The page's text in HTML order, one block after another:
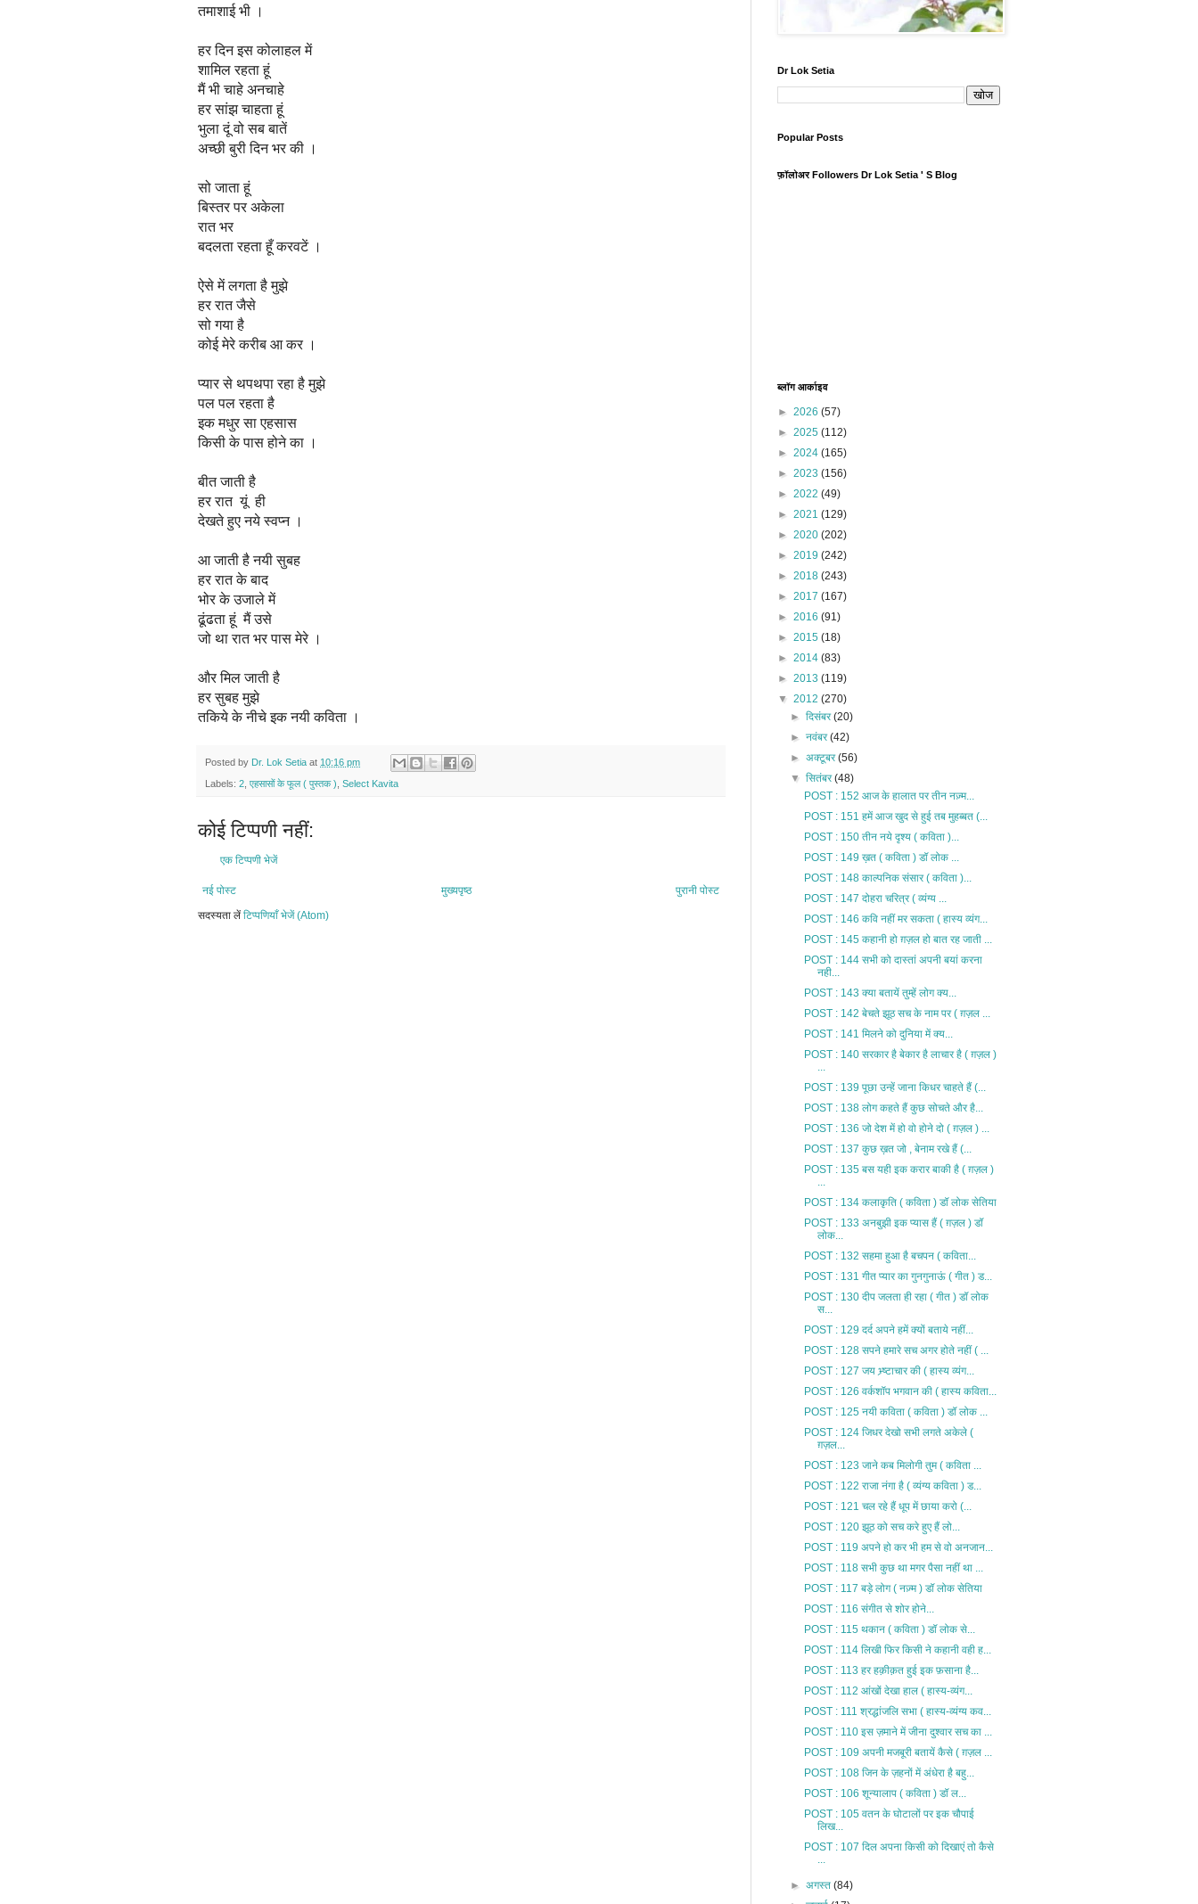
तमाशाई भी ।
हर दिन इस कोलाहल में
शामिल रहता हूं
मैं भी चाहे अनचाहे
हर सांझ चाहता हूं
भुला दूं वो सब बातें
अच्छी बुरी दिन भर की ।
सो जाता हूं
बिस्तर पर अकेला
रात भर
बदलता रहता हूँ करवटें ।
ऐसे में लगता है मुझे
हर रात जैसे
सो गया है
कोई मेरे करीब आ कर ।
प्यार से थपथपा रहा है मुझे
पल पल रहता है
इक मधुर सा एहसास
किसी के पास होने का ।
बीत जाती है
हर रात यूं ही
देखते हुए नये स्वप्न ।
आ जाती है नयी सुबह
हर रात के बाद
भोर के उजाले में
ढूंढता हूं मैं उसे
जो था रात भर पास मेरे ।
और मिल जाती है
हर सुबह मुझे
तकिये के नीचेइक नयी कविता ।
Posted by Dr. Lok Setia at 10:16 pm
Labels: 2 एहसासों के फूल ( पुस्तक ) Select Kavita
कोई टिप्पणी नहीं:
एक टिप्पणी भेजें
नई पोस्ट पुरानी पोस्ट
मुख्यपृष्ठ
सदस्यता लें टिप्पणियाँ भेजें (Atom)
Dr Lok Setia
Popular Posts
फ़ॉलोअर Followers Dr Lok Setia ' S Blog
ब्लॉग आर्काइव
► 2026 (57)
► 2025 (112)
► 2024 (165)
► 2023 (156)
► 2022 (49)
► 2021 (129)
► 2020 (202)
► 2019 (242)
► 2018 (243)
► 2017 (167)
► 2016 (91)
► 2015 (18)
► 2014 (83)
► 2013 (119)
▼ 2012 (270)
►दिसंबर(20)
►नवंबर(42)
►अक्टूबर(56)
▼सितंबर(48)
POST : 152 आज के हालात पर तीन नज़्म...
POST : 151 हमें आज खुद से हुई तब मुहब्बत (...
POST : 150 तीन नये दृश्य ( कविता )...
POST : 149 ख़त ( कविता ) डॉ लोक ...
POST : 148 काल्पनिक संसार ( कविता )...
POST : 147 दोहरा चरित्र ( व्यंग्य ...
POST : 146 कवि नहीं मर सकता ( हास्य व्यंग...
POST : 145 कहानी हो ग़ज़ल हो बात रह जाती ...
POST : 144 सभी को दास्तां अपनी बयां करना
नही...
POST : 143 क्या बतायें तुम्हें लोग क्य...
POST : 142 बेचते झूठ सच के नाम पर ( ग़ज़ल ...
POST : 141 मिलने को दुनिया में क्य...
POST : 140 सरकार है बेकार है लाचार है ( ग़ज़ल )
...
POST : 139 पूछा उन्हें जाना किधर चाहते हैं (...
POST : 138 लोग कहते हैं कुछ सोचते और है...
POST : 136 जो देश में हो वो होने दो ( ग़ज़ल ) ...
POST : 137 कुछ ख़त जो , बेनाम रखे हैं (...
POST : 135 बस यही इक करार बाकी है ( ग़ज़ल )
...
POST : 134 कलाकृति ( कविता ) डॉ लोक सेतिया
POST : 133 अनबुझी इक प्यास हैं ( ग़ज़ल ) डॉ
लोक...
POST : 132 सहमा हुआ है बचपन ( कविता...
POST : 131 गीत प्यार का गुनगुनाऊं ( गीत ) ड...
POST : 130 दीप जलता ही रहा ( गीत ) डॉ लोक
स...
POST : 129 दर्द अपने हमें क्यों बताये नहीं...
POST : 128 सपने हमारे सच अगर होते नहीं ( ...
POST : 127 जय भ्र्ष्टाचार की ( हास्य व्यंग...
POST : 126 वर्कशॉप भगवान की ( हास्य कविता...
POST : 125 नयी कविता ( कविता ) डॉ लोक ...
POST : 124 जिधर देखो सभी लगते अकेले (
ग़ज़ल...
POST : 123 जाने कब मिलोगी तुम ( कविता ...
POST : 122 राजा नंगा है ( व्यंग्य कविता ) ड...
POST : 121 चल रहे हैं धूप में छाया करो (...
POST : 120 झूठ को सच करे हुए हैं लो...
POST : 119 अपने हो कर भी हम से वो अनजान...
POST : 118 सभी कुछ था मगर पैसा नहीं था ...
POST : 117 बड़े लोग ( नज़्म ) डॉ लोक सेतिया
POST : 116 संगीत से शोर होने...
POST : 115 थकान ( कविता ) डॉ लोक से...
POST : 114 लिखी फिर किसी ने कहानी वही ह...
POST : 113 हर हक़ीक़त हुई इक फ़साना है...
POST : 112 आंखों देखा हाल ( हास्य-व्यंग...
POST : 111 श्रद्धांजलि सभा ( हास्य-व्यंग्य कव...
POST : 110 इस ज़माने में जीना दुश्वार सच का ...
POST : 109 अपनी मजबूरी बतायें कैसे ( ग़ज़ल ...
POST : 108 जिन के ज़हनों में अंधेरा है बहु...
POST : 106 शून्यालाप ( कविता ) डॉ ल...
POST : 105 वतन के घोटालों पर इक चौपाई
लिख...
POST : 107 दिल अपना किसी को दिखाएं तो कैसे
...
►अगस्त(84)